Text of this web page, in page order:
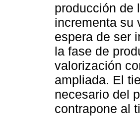
producción de
incrementa su
espera de ser
la fase de
valorización
ampliada. El
necesario del
contrapone al